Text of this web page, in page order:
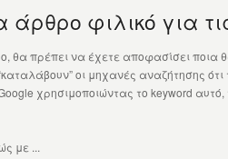
φιλικό για
πρέπει να έχετε αποφασίσει ποια
οι μηχανές αναζήτησης
χρησιμοποιώντας το keyword
με ...